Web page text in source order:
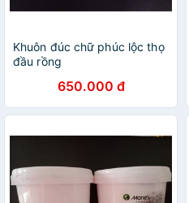
Khuôn đúc chữ phúc lộc thọ
đầu rồng
650.000 đ